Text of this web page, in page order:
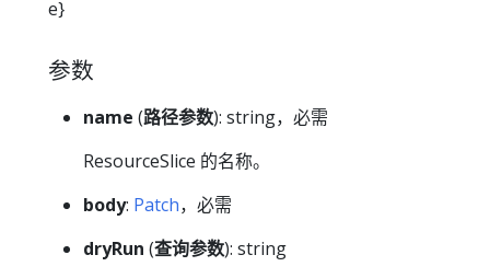
e}
参数
name (路径参数): string，必需
ResourceSlice 的名称。
body: Patch，必需
dryRun (查询参数): string